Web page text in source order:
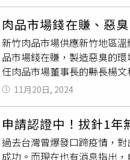
天，即便豬隻死亡，也可存
任顏宗海呼籲，無論是否有
被世界動物衛生組織（
動物分泌物或排泄物、車輛
會感染人類，但恐在農業經
處等單位協助提供相關物資
節的穩定力量，郭智輝建議
條龍的循環園區，導入更有
值，福國利民。此外，在台
後修繕進度簡報，並實地視
意。雲嘉南災後復原前進指
32家施工廠商，截至8月22
動工修繕，17戶修繕作業已
口里受災戶黃先生亦表示，
肉品市場錢在賺、惡
新竹肉品市場供應新竹地區
品市場錢在賺，製造惡臭的
任肉品市場董事長的縣長楊
路段時，聞到惡臭會嘔吐，
後方空地及生物處理機附近
肉品市場只裁罰3次，總金額
楊文科縣長於不義！蔡蕥鍹
11月20日, 2024
申請認證中！拔針1
過去台灣曾爆發口蹄疫情，
成功。而現在也有消息指出